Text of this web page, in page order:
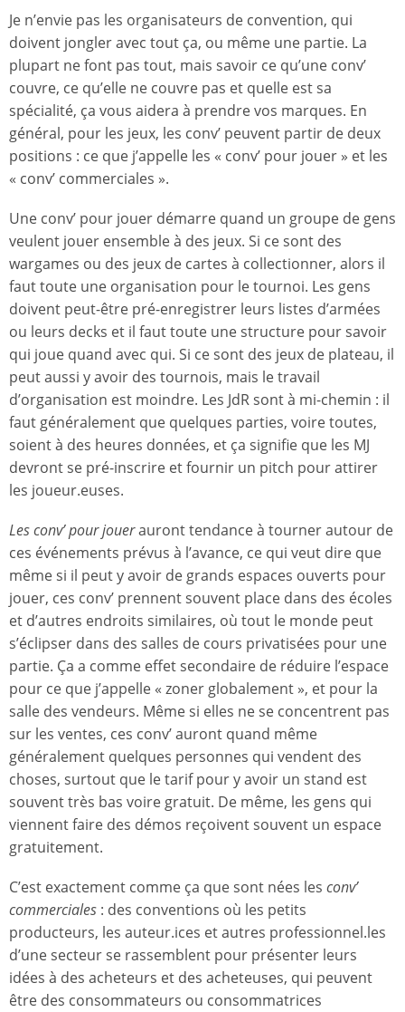
Je n’envie pas les organisateurs de convention, qui
doivent jongler avec tout ça, ou même une partie. La
plupart ne font pas tout, mais savoir ce qu’une conv’
couvre, ce qu’elle ne couvre pas et quelle est sa
spécialité, ça vous aidera à prendre vos marques. En
général, pour les jeux, les conv’ peuvent partir de deux
positions : ce que j’appelle les « conv’ pour jouer » et les
« conv’ commerciales ».
Une conv’ pour jouer démarre quand un groupe de gens
veulent jouer ensemble à des jeux. Si ce sont des
wargames ou des jeux de cartes à collectionner, alors il
faut toute une organisation pour le tournoi. Les gens
doivent peut-être pré-enregistrer leurs listes d’armées
ou leurs decks et il faut toute une structure pour savoir
qui joue quand avec qui. Si ce sont des jeux de plateau, il
peut aussi y avoir des tournois, mais le travail
d’organisation est moindre. Les JdR sont à mi-chemin : il
faut généralement que quelques parties, voire toutes,
soient à des heures données, et ça signifie que les MJ
devront se pré-inscrire et fournir un pitch pour attirer
les joueur.euses.
Les conv’ pour jouerauront tendance à tourner autour de
ces événements prévus à l’avance, ce qui veut dire que
même si il peut y avoir de grands espaces ouverts pour
jouer, ces conv’ prennent souvent place dans des écoles
et d’autres endroits similaires, où tout le monde peut
s’éclipser dans des salles de cours privatisées pour une
partie. Ça a comme effet secondaire de réduire l’espace
pour ce que j’appelle « zoner globalement », et pour la
salle des vendeurs. Même si elles ne se concentrent pas
sur les ventes, ces conv’ auront quand même
généralement quelques personnes qui vendent des
choses, surtout que le tarif pour y avoir un stand est
souvent très bas voire gratuit. De même, les gens qui
viennent faire des démos reçoivent souvent un espace
gratuitement.
C’est exactement comme ça que sont nées les conv’
commerciales : des conventions où les petits
producteurs, les auteur.ices et autres professionnel.les
d’une secteur se rassemblent pour présenter leurs
idées à des acheteurs et des acheteuses, qui peuvent
être des consommateurs ou consommatrices